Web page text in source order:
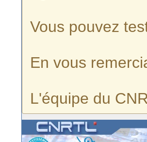
Vous pouvez
En vous
L'équipe du